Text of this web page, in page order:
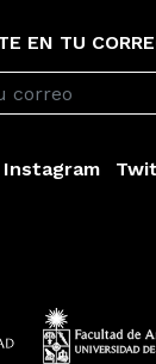
EN TU
Instagram